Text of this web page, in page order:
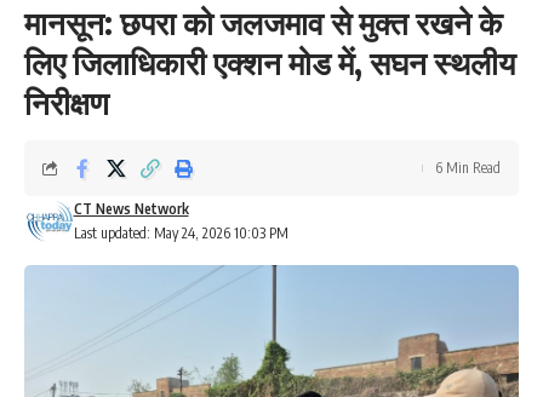
मानसून: छपरा को जलजमाव से मुक्त रखने के
लिए जिलाधिकारी एक्शन मोड में, सघन स्थलीय
निरीक्षण
Last updated: May 24, 2026 10:03 PM
CT News Network
6 Min Read